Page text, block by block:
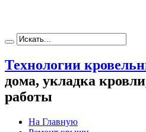
Технологии
дома, укладка
работы
На Главную